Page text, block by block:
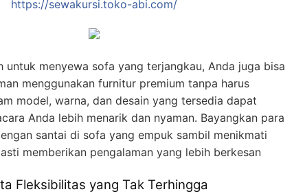
https://sewakursi.toko-abi.com/
untuk menyewa sofa yang terjangkau, Anda juga bisa
menggunakan furnitur premium tanpa harus
model, warna, dan desain yang tersedia dapat
Anda lebih menarik dan nyaman. Bayangkan para
santai di sofa yang empuk sambil menikmati
memberikan pengalaman yang lebih berkesan
Fleksibilitas yang Tak Terhingga